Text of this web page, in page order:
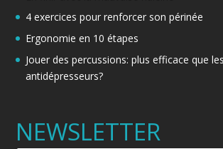
4 exercices pour renforcer son périnée
Ergonomie en 10 étapes
Jouer des percussions: plus efficace que les
antidépresseurs?
NEWSLETTER